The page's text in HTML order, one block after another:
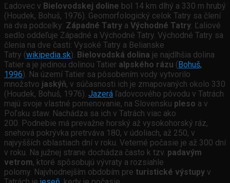
Ľadovec v Bielovodskej doline bol 14 km dlhý a 330 m hrubý
(Houdek, Bohuš, 1976). Geomorfologický celok Tatry sa člení
na dva podcelky: Západné Tatry a Východné Tatry. Ľaliové
sedlo oddeľuje Západné a Východné Tatry. Východné Tatry sa
členia na dve časti: Vysoké Tatry a Belianske
Tatry (wikipedia.sk). Bielovodská dolina je najdlhšia dolina
Tatier a je jedinou dolinou Tatier alpského rázu (Bohuš,
1996). Na území Tatier sa pôsobením vody vytvorilo
množstvo jaskýň, v súčasnosti ich je zmapovaných okolo 330
(Houdek, Bohuš, 1976). Jazerá ľadovcového pôvodu v Tatrách
majú svoje vlastné pomenovanie, na Slovensku pleso a v
Poľsku staw. Nachádza sa ich v Tatrách viac ako
200. Podnebie má prevažne horský až vysokohorský ráz,
snehová pokrývka pretrváva 180, v údoliach, až 250, v
najvyšších oblastiach dní v roku. Veterné počasie je až 300 dní
v roku. Na južnej strane dochádza často k tzv. padavým
vetrom, ktoré spôsobujú vývraty a rozsiahle
polomy. Najvhodnejším obdobím pre turistické výstupy v